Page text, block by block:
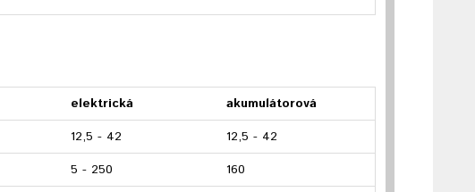
elektrická
akumulátorová
12,5 - 42
12,5 - 42
5 - 250
160